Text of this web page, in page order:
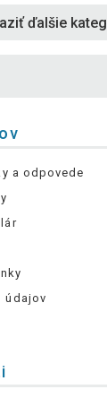
ďalšie
a odpovede
údajov